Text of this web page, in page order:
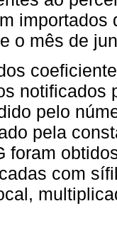
importados
o mês de
notificados
pelo
pela
foram
com